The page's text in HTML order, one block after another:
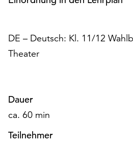
dem
Impressum
DE – Deutsch: Kl. 11/12
Theater
Dauer
ca. 60 min
Teilnehmer